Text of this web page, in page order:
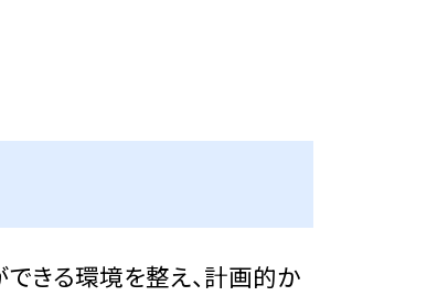
きる環境を整え、計画的か